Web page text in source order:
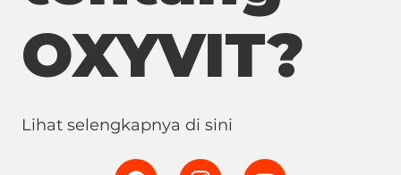
OXYVIT?
Lihat selengkapnya di sini